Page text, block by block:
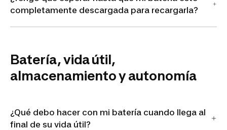
completamente descargada para recargarla?
Batería, vida útil,
almacenamiento y autonomía
¿Qué debo hacer con mi batería cuando llega al
final de su vida útil?